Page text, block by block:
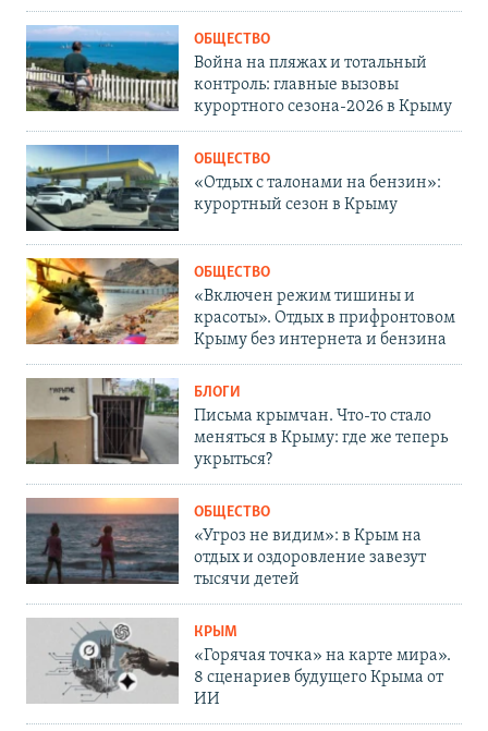
ОБЩЕСТВО
Война на пляжах и тотальный
контроль: главные вызовы
курортного сезона-2026 в Крыму
ОБЩЕСТВО
«Отдых с талонами на бензин»:
курортный сезон в Крыму
ОБЩЕСТВО
«Включен режим тишины и
красоты». Отдых в прифронтовом
Крыму без интернета и бензина
БЛОГИ
Письма крымчан. Что-то стало
меняться в Крыму: где же теперь
укрыться?
ОБЩЕСТВО
«Угроз не видим»: в Крым на
отдых и оздоровление завезут
тысячи детей
КРЫМ
«Горячая точка» на карте мира».
8 сценариев будущего Крыма от
ИИ